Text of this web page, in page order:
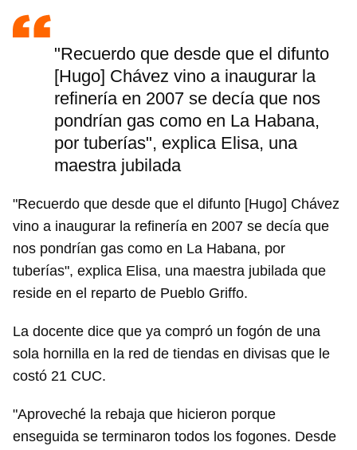
"Recuerdo que desde que el difunto
[Hugo] Chávez vino a inaugurar la
refinería en 2007 se decía que nos
pondrían gas como en La Habana,
por tuberías", explica Elisa, una
maestra jubilada
"Recuerdo que desde que el difunto [Hugo] Chávez
vino a inaugurar la refinería en 2007 se decía que
nos pondrían gas como en La Habana, por
tuberías", explica Elisa, una maestra jubilada que
reside en el reparto de Pueblo Griffo.
La docente dice que ya compró un fogón de una
sola hornilla en la red de tiendas en divisas que le
costó 21 CUC.
"Aproveché la rebaja que hicieron porque
enseguida se terminaron todos los fogones. Desde